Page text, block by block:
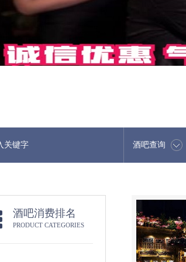
酒吧查询
酒吧消费排名
PRODUCT CATEGORIES